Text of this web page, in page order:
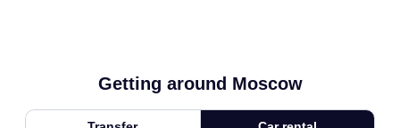
Getting around Moscow